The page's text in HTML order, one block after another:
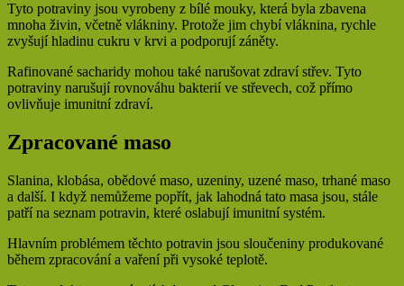
Tyto potraviny jsou vyrobeny z bílé mouky, která byla zbavena
mnoha živin, včetně vlákniny. Protože jim chybí vláknina, rychle
zvyšují hladinu cukru v krvi a podporují záněty.
Rafinované sacharidy mohou také narušovat zdraví střev. Tyto
potraviny narušují rovnováhu bakterií ve střevech, což přímo
ovlivňuje imunitní zdraví.
Zpracované maso
Slanina, klobása, obědové maso, uzeniny, uzené maso, trhané maso
a další. I když nemůžeme popřít, jak lahodná tato masa jsou, stále
patří na seznam potravin, které oslabují imunitní systém.
Hlavním problémem těchto potravin jsou sloučeniny produkované
během zpracování a vaření při vysoké teplotě.